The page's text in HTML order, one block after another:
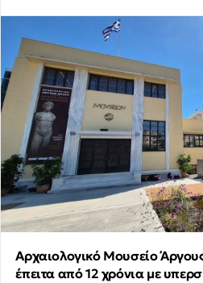
Αρχαιολογικό Μουσείο
έπειτα από 12 χρόνια με